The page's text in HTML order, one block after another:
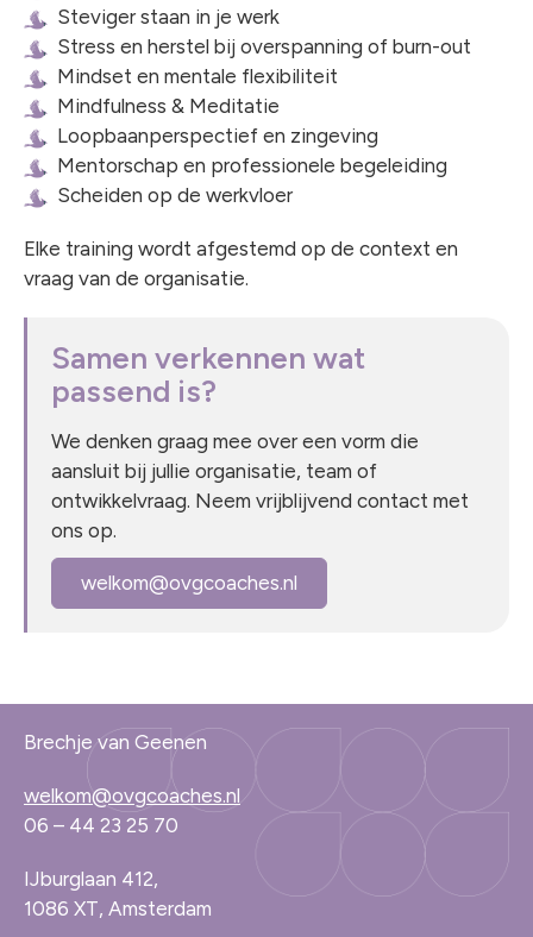
Steviger staan in je werk
Stress en herstel bij overspanning of burn-out
Mindset en mentale flexibiliteit
Mindfulness & Meditatie
Loopbaanperspectief en zingeving
Mentorschap en professionele begeleiding
Scheiden op de werkvloer
Elke training wordt afgestemd op de context en
vraag van de organisatie.
Samen verkennen wat
passend is?
We denken graag mee over een vorm die
aansluit bij jullie organisatie, team of
ontwikkelvraag. Neem vrijblijvend contact met
ons op.
welkom@ovgcoaches.nl
Brechje van Geenen
welkom@ovgcoaches.nl
06 – 44 23 25 70
IJburglaan 412,
1086 XT, Amsterdam